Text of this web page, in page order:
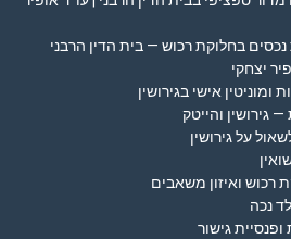
בחלוקת רכוש — בית הדין הרבני
יצחקי
אישי בגירושין
— גירושין והייטק
על גירושין
רכוש ואיזון משאבים
נכה
גישור